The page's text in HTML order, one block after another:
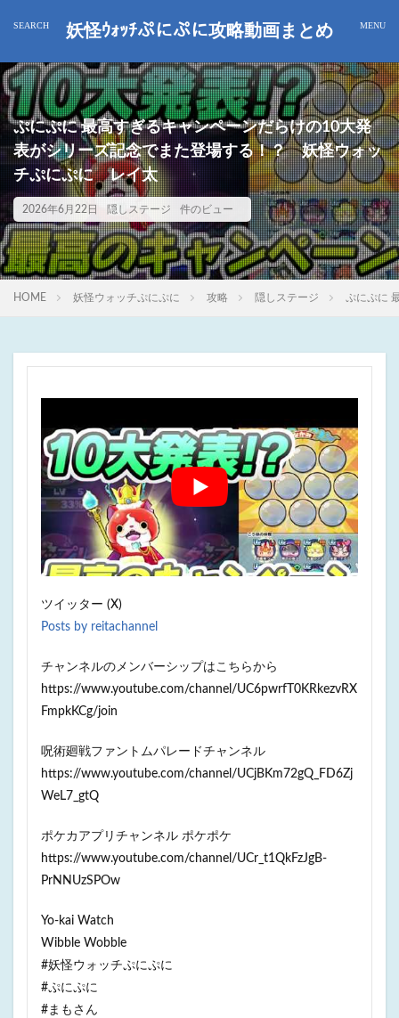
妖怪ｳｫｯﾁぷにぷに攻略動画まとめ
ぷにぷに 最高すぎるキャンペーンだらけの10大発
表がシリーズ記念でまた登場する！？ 妖怪ウォッ
チぷにぷに レイ太
2026年6月22日 隠しステージ 件のビュー
HOME 妖怪ウォッチぷにぷに 攻略 隠しステージ ぷにぷに
ツイッター (X)
Posts by reitachannel
チャンネルのメンバーシップはこちらから
https://www.youtube.com/channel/UC6pwrfT0KRkezvRX
FmpkKCg/join
呪術廻戦ファントムパレードチャンネル
https://www.youtube.com/channel/UCjBKm72gQ_FD6Zj
WeL7_gtQ
ポケカアプリチャンネル ポケポケ
https://www.youtube.com/channel/UCr_t1QkFzJgB-
PrNNUzSPOw
Yo-kai Watch
Wibble Wobble
#妖怪ウォッチぷにぷに
#ぷにぷに
#まもさん